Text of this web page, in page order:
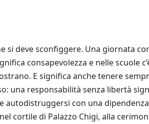
si deve sconfiggere. Una giornata
consapevolezza e nelle scuole
E significa anche tenere
una responsabilità senza libertà
con una
cortile di Palazzo Chigi, alla